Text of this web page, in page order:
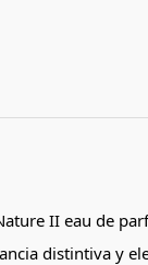
II eau de
distintiva y